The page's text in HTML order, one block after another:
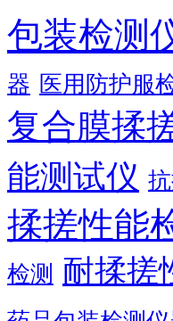
包装检测
器 医用防护服
复合膜揉
能测试仪
揉搓性能
检测 耐揉搓